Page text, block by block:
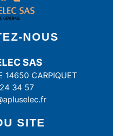
NOUS
SAS
14650 CARPIQUET
34 57
SITE